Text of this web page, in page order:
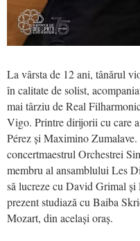
La vârsta de 12 ani, tânărul
în calitate de solist,
mai târziu de Real
Vigo. Printre dirijorii cu care
Pérez și Maximino
concertmaestrul Orchestrei
membru al ansamblului Les
să lucreze cu David Grimal
prezent studiază cu Baiba
Mozart, din același oraș.